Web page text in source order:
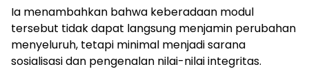
Ia menambahkan bahwa keberadaan modul
tersebut tidak dapat langsung menjamin perubahan
menyeluruh, tetapi minimal menjadi sarana
sosialisasi dan pengenalan nilai-nilai integritas.